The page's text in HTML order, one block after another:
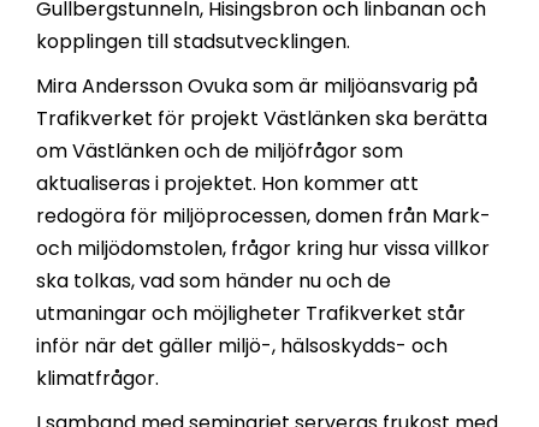
Gullbergstunneln, Hisingsbron och linbanan och
kopplingen till stadsutvecklingen.
Mira Andersson Ovuka som är miljöansvarig på
Trafikverket för projekt Västlänken ska berätta
om Västlänken och de miljöfrågor som
aktualiseras i projektet. Hon kommer att
redogöra för miljöprocessen, domen från Mark-
och miljödomstolen, frågor kring hur vissa villkor
ska tolkas, vad som händer nu och de
utmaningar och möjligheter Trafikverket står
inför när det gäller miljö-, hälsoskydds- och
klimatfrågor.